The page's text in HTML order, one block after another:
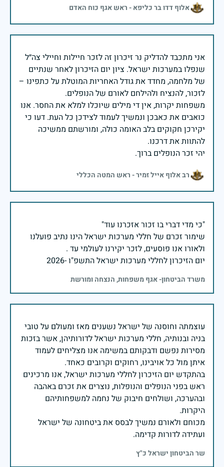
אלוף דדו בר כליפא - ראש אגף כוח האדם
אני מתכבד להדליק נר זיכרון זה לזכר חיילות וחיילי צה״ל
שנפלו במערכות ישראל. ציון יום הזיכרון לאחר שנתיים
של מלחמה, מחדד את גודל האחריות המוטלת על כתפינו –
משפחות יקרות, אין די מילים שיוכלו למלא את החסר. אנו
כואבים את כאבכן ונמשיך לעמוד לצידכן כל העת. דעו כי
יקירכן חקוקים בלב האומה כולה, ומורשתם ממשיכה
יהי זכר הנופלים ברוך.
רב אלוף אייל זמיר - ראש המטה הכללי
שימור זכרם של חללי מערכות ישראל הינו נתיב פועלנו
יום הזיכרון לחללי מערכות ישראל התשפ"ו -2026
משרד הביטחון- אגף משפחות, הנצחה ומורשת
עוצמתה וחוסנה של ישראל נשענים מאז ומעולם על טובי
בניה ובנותיה, חללי מערכות ישראל לדורותיהן, אשר בזכות
מסירות נפשם ודבקותם במשימה אנו מצליחים לעמוד
בהתקדש יום הזיכרון לחללי מערכות ישראל, אנו מרכינים
ראש בפני הנופלים והנופלות, נוצרים את זכרם באהבה
ובהערכה, ושולחים חיבוק של נחמה למשפחותיהם
מכוחם ולאורם נמשיך לבסס את ביטחונה של ישראל
ועתידה לדורות קדימה.
שר הביטחון ישראל כ"ץ